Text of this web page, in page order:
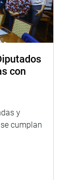
recursos
de manera
de una posta
empezar
estos pueblos
cual tengan la
proyectos de
Pleno aprobó,
dejó un
con
y
cumplan